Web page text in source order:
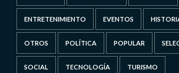
ENTRETENIMIENTO EVENTOS
OTROS POLÍTICA POPULAR
SOCIAL TECNOLOGÍA TURISMO